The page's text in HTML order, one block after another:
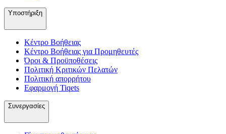
Υποστήριξη
Κέντρο Βοήθειας
Κέντρο Βοήθειας για Προμηθευτές
Όροι & Προϋποθέσεις
Πολιτική Κριτικών Πελατών
Πολιτική απορρήτου
Εφαρμογή Tiqets
Συνεργασίες